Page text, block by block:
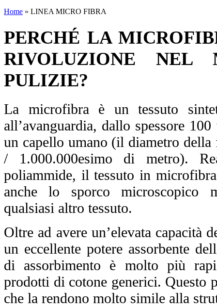
Home » LINEA MICRO FIBRA
PERCHÉ LA
RIVOLUZIONE NEL
PULIZIE?
La microfibra è un tessuto
all’avanguardia, dallo spessore
un capello umano (il diametro
/ 1.000.000esimo di metro).
poliammide, il tessuto in
anche lo sporco microscopico
qualsiasi altro tessuto.
Oltre ad avere un’elevata capacità
un eccellente potere assorbente
di assorbimento è molto più
prodotti di cotone generici. Questo
che la rendono molto simile alla